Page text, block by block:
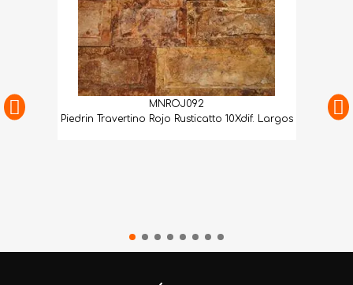
MNROJ092
Piedrin Travertino Rojo Rusticatto 10Xdif. Largos